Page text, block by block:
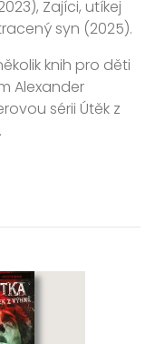
Zajíci, utíkej
syn (2025).
knih pro děti
Alexander
sérii Útěk z